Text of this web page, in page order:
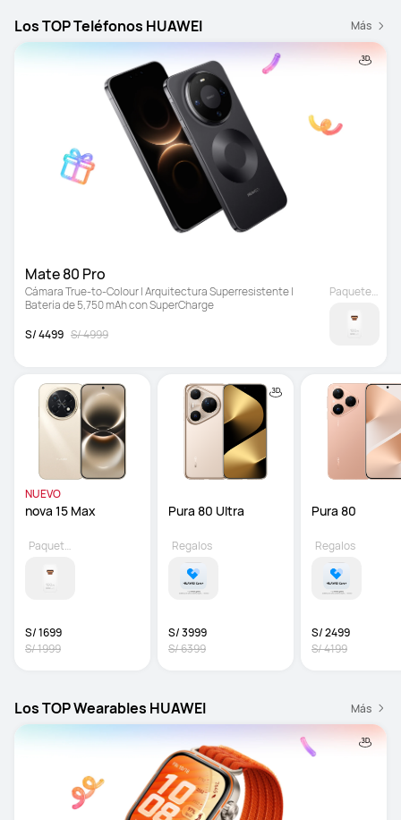
Los TOP Teléfonos HUAWEI Más
Cámara True-to-Colour | Arquitectura Superresistente |
Batería de 5,750 mAh con SuperCharge
S/ 4499 S/ 4999
Paquete opcional
NUEVO
S/ 1699
S/ 1999
Paquete opcional
Pura 80 Ultra
S/ 3999
S/ 6399
Regalos
Pura 80
S/ 2499
S/ 4199
Regalos
Los TOP Wearables HUAWEI Más